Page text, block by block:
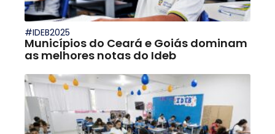
#IDEB2025
Municípios do Ceará e Goiás dominam
as melhores notas do Ideb